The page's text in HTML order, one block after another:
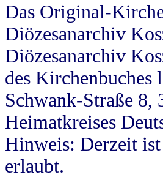
Das Original-
Diözesanarchiv
Diözesanarchiv
des Kirchenbuches
Schwank-Straße 8,
Heimatkreises
Hinweis: Derzeit
erlaubt.